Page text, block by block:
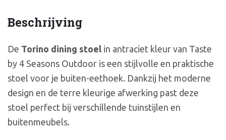
Beschrijving
De Torino dining stoel in antraciet kleur van Taste
by 4 Seasons Outdoor is een stijlvolle en praktische
stoel voor je buiten-eethoek. Dankzij het moderne
design en de terre kleurige afwerking past deze
stoel perfect bij verschillende tuinstijlen en
buitenmeubels.